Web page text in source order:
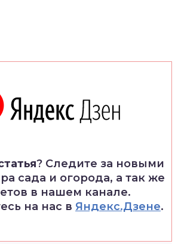
? Следите за новыми
сада и огорода, а так же
в нашем канале.
на нас в Яндекс.Дзене.